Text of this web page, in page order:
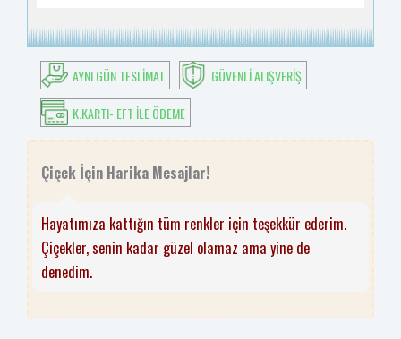
AYNI GÜN TESLIMAT
GÜVENLI ALIŞVERIŞ
K.KARTI- EFT ILE ÖDEME
Çiçek İçin Harika Mesajlar!
Hayatımıza kattığın tüm renkler için teşekkür ederim.
Çiçekler, senin kadar güzel olamaz ama yine de
denedim.